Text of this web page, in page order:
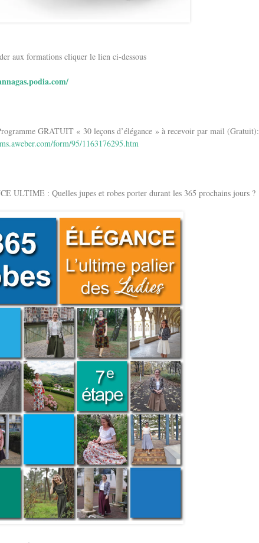
aux formations cliquer le lien ci-dessous
GRATUIT « 30 leçons d’élégance » à recevoir par mail (Gratuit):
form/95/1163176295.htm
ULTIME : Quelles jupes et robes porter durant les 365 prochains jours ?